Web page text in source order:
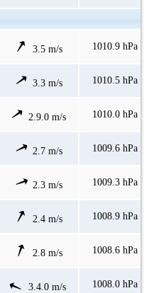
3.5 m/s 1010.9 hPa
3.3 m/s 1010.5 hPa
2.9.0 m/s 1010.0 hPa
2.7 m/s 1009.6 hPa
2.3 m/s 1009.3 hPa
2.4 m/s 1008.9 hPa
2.8 m/s 1008.6 hPa
3.4.0 m/s 1008.0 hPa